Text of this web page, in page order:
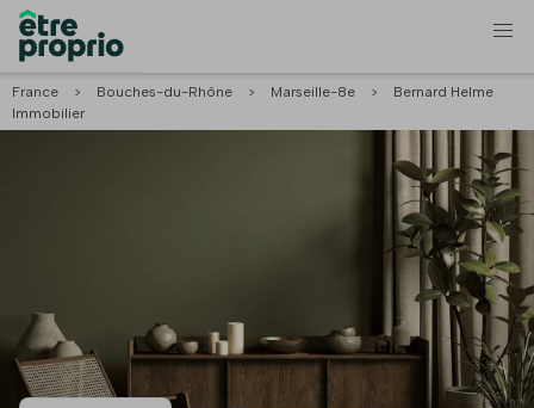
France > Bouches-du-Rhône > Marseille-8e >
Bernard Helme
Immobilier